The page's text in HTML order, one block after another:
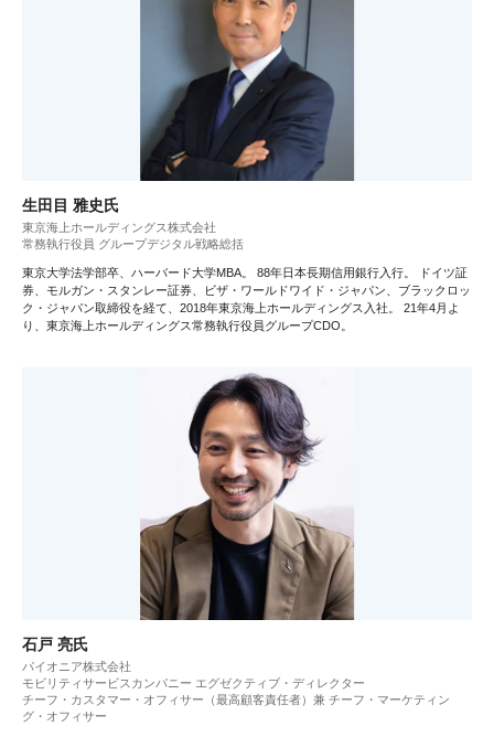
生田目 雅史氏
東京海上ホールディングス株式会社
常務執行役員 グループデジタル戦略総括
東京大学法学部卒、ハーバード大学MBA。 88年日本長期信用銀行入行。 ドイツ証
券、モルガン・スタンレー証券、ビザ・ワールドワイド・ジャパン、ブラックロッ
ク・ジャパン取締役を経て、2018年東京海上ホールディングス入社。 21年4月よ
り、東京海上ホールディングス常務執行役員グループCDO。
石戸 亮氏
パイオニア株式会社
モビリティサービスカンパニー エグゼクティブ・ディレクター
チーフ・カスタマー・オフィサー（最高顧客責任者）兼 チーフ・マーケティン
グ・オフィサー